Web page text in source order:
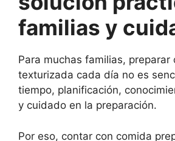
familias y
Para muchas familias, preparar
texturizada cada día no es
tiempo, planificación,
y cuidado en la preparación.
Por eso, contar con comida